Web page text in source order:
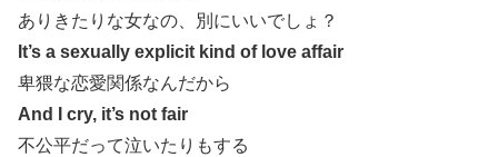
ありきたりな女なの、別にいいでしょ？
It’s a sexually explicit kind of love affair
卑猥な恋愛関係なんだから
And I cry, it’s not fair
不公平だって泣いたりもする